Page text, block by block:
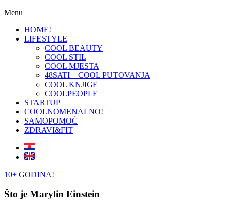
Menu
HOME!
LIFESTYLE
COOL BEAUTY
COOL STIL
COOL MJESTA
48SATI – COOL PUTOVANJA
COOL KNJIGE
COOLPEOPLE
STARTUP
COOLNOMENALNO!
SAMOPOMOĆ
ZDRAVI&FIT
10+ GODINA!
Što je Marylin Einstein